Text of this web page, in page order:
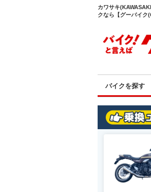
カワサキ
クなら【グーバイク
バイクを探す